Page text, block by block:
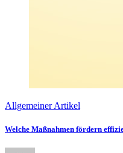
Allgemeiner Artikel
Welche Maßnahmen fördern